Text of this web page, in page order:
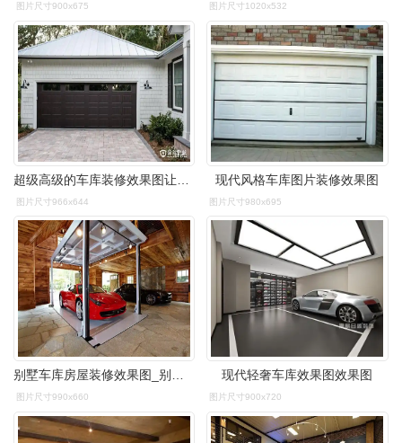
图片尺寸900x675 图片尺寸1020x532
图片尺寸966x644
现代风格车库图片装修效果图
图片尺寸980x695
别墅车库房屋装修效果图_别墅车库房屋装修效果图设计图片_一起装修网
图片尺寸990x660
现代轻奢车库效果图效果图
图片尺寸900x720